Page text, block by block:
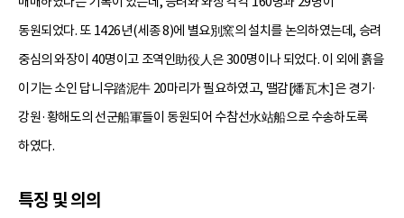
동원되었다. 또 1426년(세종 8)에 별요別窯의 설치를 논의하였는데, 승려
중심의 와장이 40명이고 조역인助役人은 300명이나 되었다. 이 외에 흙을
이기는 소인 답니우踏泥牛 20마리가 필요하였고, 땔감[燔瓦木]은 경기·
강원·황해도의 선군船軍들이 동원되어 수참선水站船으로 수송하도록
하였다.
특징 및 의의